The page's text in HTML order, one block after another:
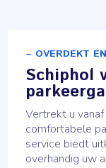
– OVERDEKT
Schiphol
Vertrekt u
comfortabele
service biedt
overhandig uw